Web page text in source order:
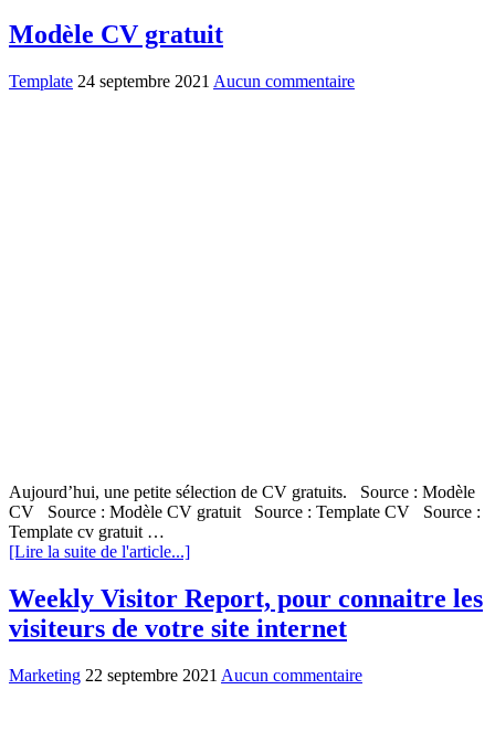
Modèle CV gratuit
Template 24 septembre 2021 Aucun commentaire
Aujourd’hui, une petite sélection de CV gratuits. Source : Modèle
CV Source : Modèle CV gratuit Source : Template CV Source :
Template cv gratuit …
[Lire la suite de l'article...]
Weekly Visitor Report, pour connaitre les
visiteurs de votre site internet
Marketing 22 septembre 2021 Aucun commentaire